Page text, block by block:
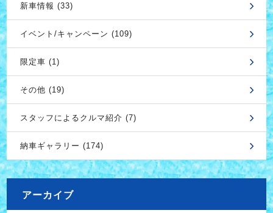
新車情報 (33)
イベント/キャンペーン (109)
限定車 (1)
その他 (19)
スタッフによるクルマ紹介 (7)
納車ギャラリー (174)
アーカイブ